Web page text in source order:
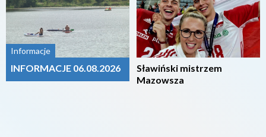
Informacje
INFORMACJE 06.08.2026
Sławiński mistrzem
Mazowsza